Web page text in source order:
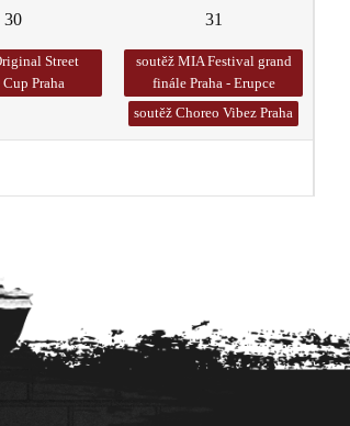
30
Street
Praha
31
soutěž MIA Festival grand
finále Praha - Erupce
soutěž Choreo Vibez Praha